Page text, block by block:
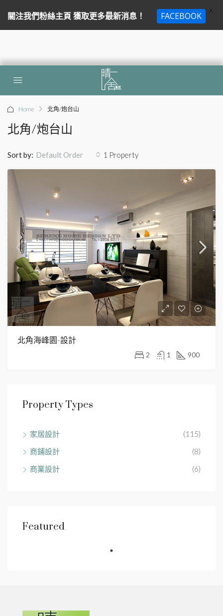
Home 北角/炮台山
北角/炮台山
1 Property
Sort by: Default Order
北角海峰園-設計
2 1 900
Property Types
家居設計
(115)
商鋪設計
(8)
商業設計
(6)
Featured
關注我們粉絲主頁 獲取更多最新消息！ FACEBOOK
X